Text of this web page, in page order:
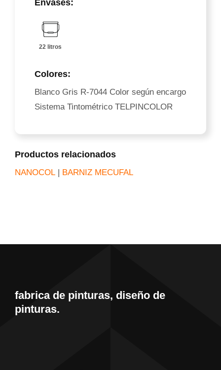
Envases:
22 litros
Colores:
Blanco Gris R-7044 Color según encargo
Sistema Tintométrico TELPINCOLOR
Productos relacionados
NANOCOL| BARNIZ MECUFAL
fabrica de pinturas, diseño de
pinturas.